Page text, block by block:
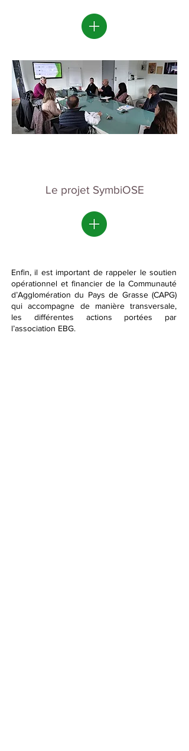
Le projet SymbiOSE
Enfin, il est important de rappeler le soutien
opérationnel et financier de la Communauté
d’Agglomération du Pays de Grasse (CAPG)
qui accompagne de manière transversale,
les différentes actions portées par
l’association EBG.